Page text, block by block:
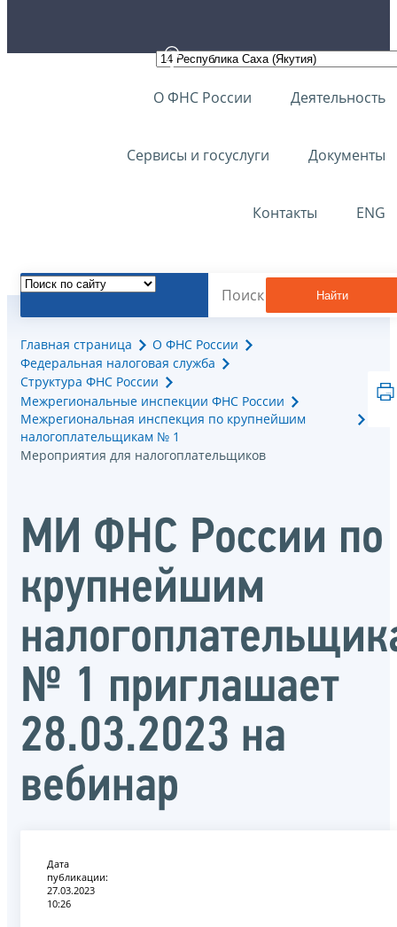
О ФНС России Деятельность
Сервисы и госуслуги Документы
Контакты ENG
Найти
Главная страница
О ФНС России
Федеральная налоговая служба
Структура ФНС России
Межрегиональные инспекции ФНС России
Межрегиональная инспекция по крупнейшим
налогоплательщикам № 1
Мероприятия для налогоплательщиков
МИ ФНС России по
крупнейшим
№ 1 приглашает
28.03.2023 на
вебинар
Дата
публикации:
27.03.2023
10:26